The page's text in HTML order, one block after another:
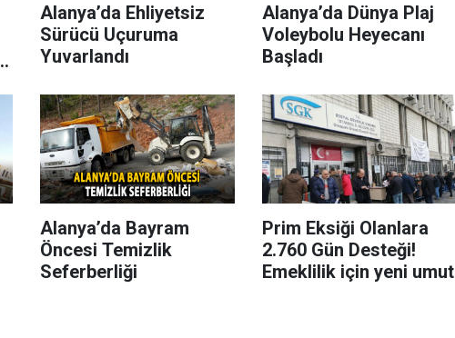
Alanya’da Ehliyetsiz
Sürücü Uçuruma
Yuvarlandı
Alanya’da Dünya Plaj
Voleybolu Heyecanı
Başladı
Alanya’da Bayram
Öncesi Temizlik
Seferberliği
Prim Eksiği Olanlara
2.760 Gün Desteği!
Emeklilik için yeni umut